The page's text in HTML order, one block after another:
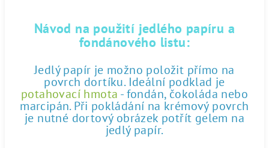
Návod na použití jedlého papíru a
fondánového listu:
Jedlý papír je možno položit přímo na
povrch dortíku. Ideální podklad je
potahovací hmota - fondán, čokoláda nebo
marcipán. Při pokládání na krémový povrch
je nutné dortový obrázek potřít gelem na
jedlý papír.